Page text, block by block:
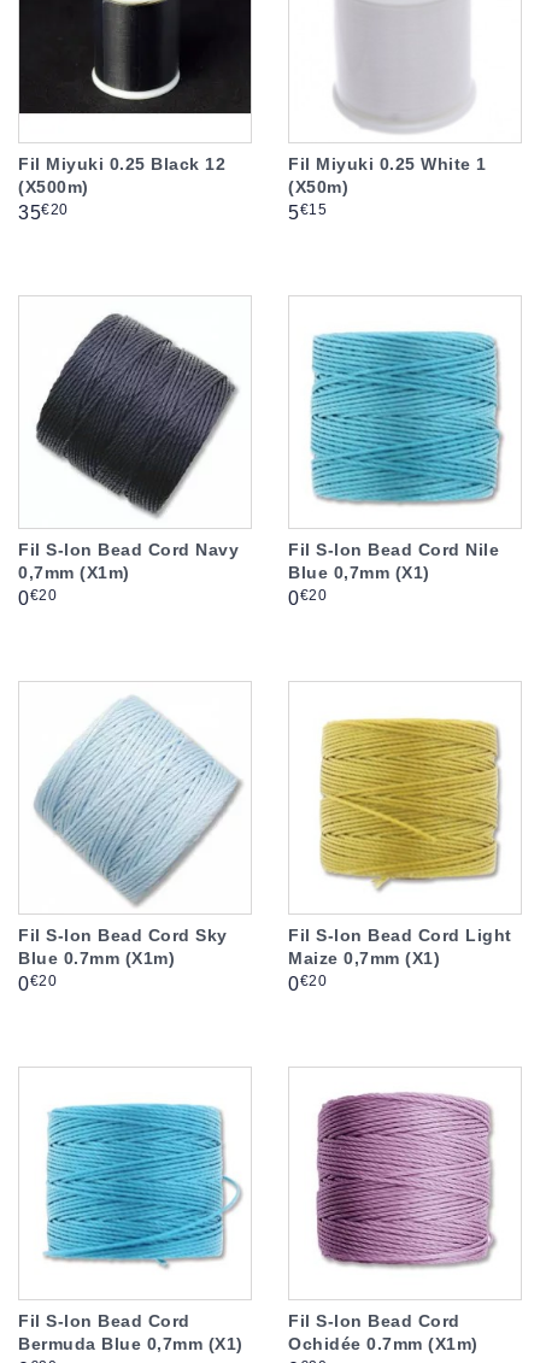
Fil Miyuki 0.25 Black 12
(X500m)
Prix
35€20
Fil Miyuki 0.25 White 1
(X50m)
Prix
5€15
Fil S-lon Bead Cord Navy
0,7mm (X1m)
Prix
0€20
Fil S-lon Bead Cord Nile
Blue 0,7mm (X1)
Prix
0€20
Fil S-lon Bead Cord Sky
Blue 0.7mm (X1m)
Prix
0€20
Fil S-lon Bead Cord Light
Maize 0,7mm (X1)
Prix
0€20
Fil S-lon Bead Cord
Bermuda Blue 0,7mm (X1)
Fil S-lon Bead Cord
Ochidée 0.7mm (X1m)